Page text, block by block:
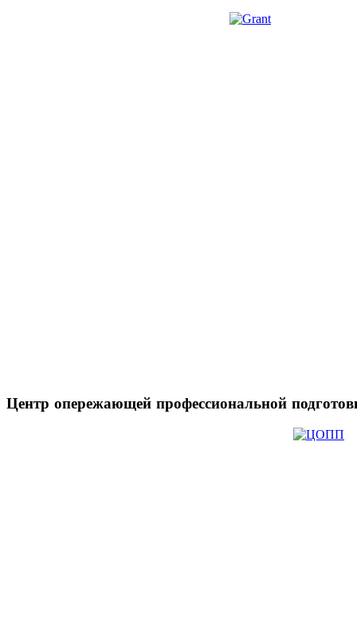
Центр опережающей профессиональной